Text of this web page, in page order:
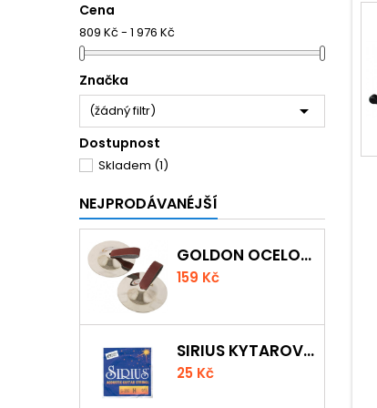
Cena
809 Kč - 1 976 Kč
Značka
(žádný filtr) 
Dostupnost
Skladem (1)
NEJPRODÁVANÉJŠÍ
GOLDON OCELOVÉ PRSTOVÉ ČINELKY
159 Kč
SIRIUS KYTAROVÁ STRUNA
25 Kč